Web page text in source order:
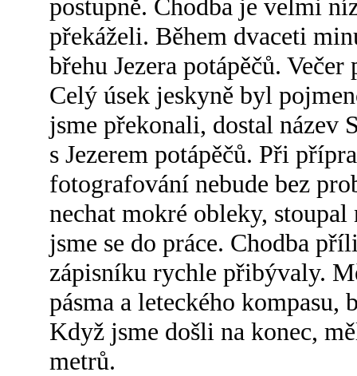
postupně. Chodba je velmi
překáželi. Během dvaceti
břehu Jezera potápěčů.
Celý úsek jeskyně byl
jsme překonali, dostal název
s Jezerem potápěčů. Při
fotografování nebude bez
nechat mokré obleky,
jsme se do práce. Chodba
zápisníku rychle přibývaly.
pásma a leteckého
Když jsme došli na konec,
metrů.